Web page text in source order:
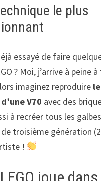
le plus
essayé de faire
? Moi, j’arrive à peine
imaginez reproduire
V70 avec des
à recréer tous les
troisième génération
!